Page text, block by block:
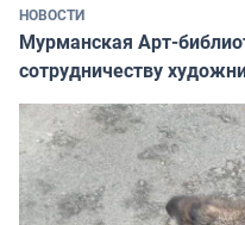
НОВОСТИ
Мурманская Арт-
сотрудничеству